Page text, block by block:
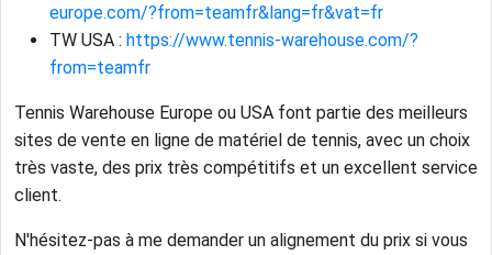
europe.com/?from=teamfr&lang=fr&vat=fr
TW USA : https://www.tennis-warehouse.com/?
from=teamfr
Tennis Warehouse Europe ou USA font partie des meilleurs
sites de vente en ligne de matériel de tennis, avec un choix
très vaste, des prix très compétitifs et un excellent service
client.
N'hésitez-pas à me demander un alignement du prix si vous